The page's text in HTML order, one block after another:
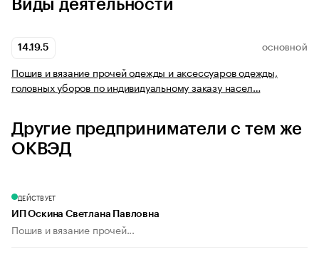
Виды деятельности
14.19.5 ОСНОВНОЙ
Пошив и вязание прочей одежды и аксессуаров одежды,
головных уборов по индивидуальному заказу насел…
Другие предприниматели с тем же
ОКВЭД
ДЕЙСТВУЕТ
ИП Оскина Светлана Павловна
Пошив и вязание прочей...